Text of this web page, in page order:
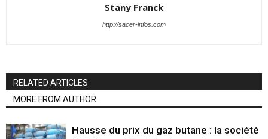
Stany Franck
http://sacer-infos.com
RELATED ARTICLES
MORE FROM AUTHOR
Hausse du prix du gaz butane : la société